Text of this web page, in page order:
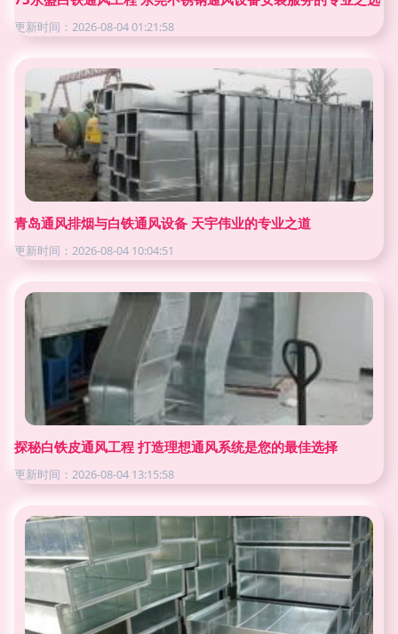
更新时间：2026-08-04 01:21:58
青岛通风排烟与白铁通风设备 天宇伟业的专业之道
更新时间：2026-08-04 10:04:51
探秘白铁皮通风工程 打造理想通风系统是您的最佳选择
更新时间：2026-08-04 13:15:58